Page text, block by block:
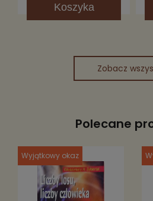
Koszyka
Zobacz
Polecane
Wyjątkowy okaz